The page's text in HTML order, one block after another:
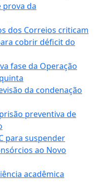
prova da
dos Correios criticam
cobrir déficit do
fase da Operação
da condenação
preventiva de
para suspender
ao Novo
acadêmica